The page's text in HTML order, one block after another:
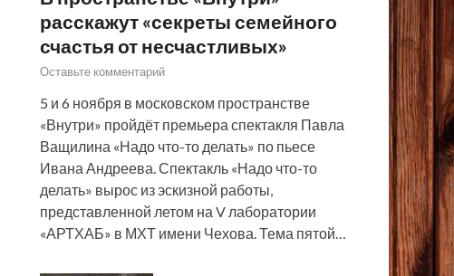
расскажут «секреты семейного
счастья от несчастливых»
Оставьте комментарий
5 и 6 ноября в московском пространстве
«Внутри» пройдёт премьера спектакля Павла
Ващилина «Надо что-то делать» по пьесе
Ивана Андреева. Спектакль «Надо что-то
делать» вырос из эскизной работы,
представленной летом на V лаборатории
«АРТХАБ» в МХТ имени Чехова. Тема пятой…